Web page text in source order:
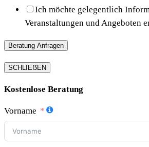
Ich möchte gelegentlich
Veranstaltungen und Angeboten
Beratung Anfragen
SCHLIEẞEN
Kostenlose Beratung
Vorname